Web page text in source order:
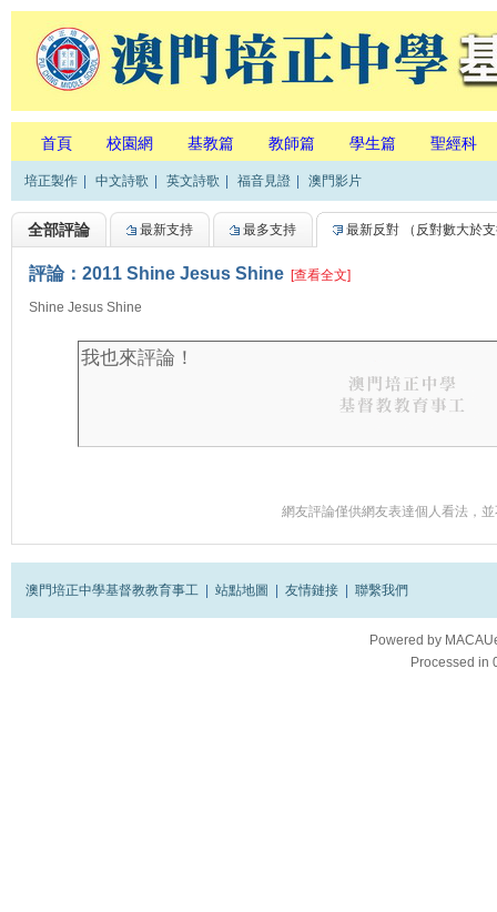
首頁 校園網 基教篇 教師篇 學生篇 聖經科
培正製作 中文詩歌 英文詩歌 福音見證 澳門影片
全部評論 最新支持 最多支持 最新反對 （反對數大於
評論：2011 Shine Jesus Shine [查看全文]
Shine Jesus Shine
網友評論僅供網友表達個人看法，
澳門培正中學基督教教育事工 站點地圖 友情鏈接 聯繫我們
Powered by
Processed in